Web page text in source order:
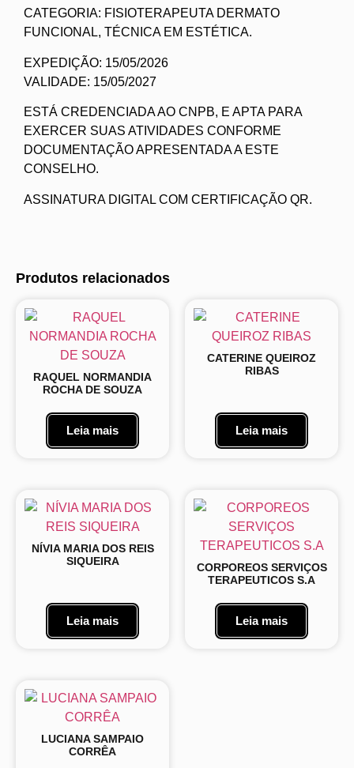
CATEGORIA: FISIOTERAPEUTA DERMATO
FUNCIONAL, TÉCNICA EM ESTÉTICA.
EXPEDIÇÃO: 15/05/2026
VALIDADE: 15/05/2027
ESTÁ CREDENCIADA AO CNPB, E APTA PARA
EXERCER SUAS ATIVIDADES CONFORME
DOCUMENTAÇÃO APRESENTADA A ESTE
CONSELHO.
ASSINATURA DIGITAL COM CERTIFICAÇÃO QR.
Produtos relacionados
RAQUEL NORMANDIA
ROCHA DE SOUZA
Leia mais
CATERINE QUEIROZ
RIBAS
Leia mais
NÍVIA MARIA DOS REIS
SIQUEIRA
Leia mais
CORPOREOS SERVIÇOS
TERAPEUTICOS S.A
Leia mais
LUCIANA SAMPAIO
CORRÊA